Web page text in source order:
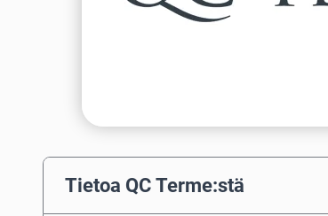
Tietoa QC Terme:stä